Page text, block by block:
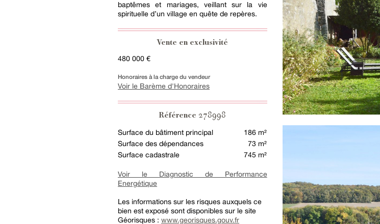
baptêmes et mariages, veillant sur la vie
spirituelle d’un village en quête de repères.
Vente en exclusivité
480 000 €
Honoraires à la charge du vendeur
Voir le Barème d'Honoraires
Référence 278998
Surface du bâtiment principal
186 m²
Surface des dépendances
73 m²
Surface cadastrale
745 m²
Voir le Diagnostic de Performance
Energétique
Les informations sur les risques auxquels ce
bien est exposé sont disponibles sur le site
Géorisques : www.georisques.gouv.fr